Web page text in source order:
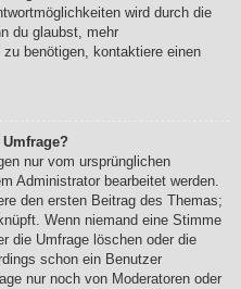
wird durch die
du glaubst, mehr
benötigen, kontaktiere einen
nur vom ursprünglichen
Administrator bearbeitet werden.
den ersten Beitrag des Themas;
Wenn niemand eine Stimme
die Umfrage löschen oder die
schon ein Benutzer
nur noch von Moderatoren oder